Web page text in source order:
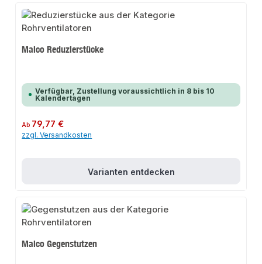
Maico Reduzierstücke
Verfügbar, Zustellung voraussichtlich in 8 bis 10
Kalendertagen
Regulärer Preis:
Ab 79,77 €
zzgl. Versandkosten
Varianten entdecken
Maico Gegenstutzen